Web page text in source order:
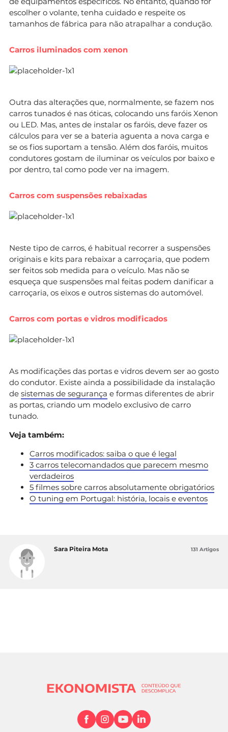
escolher o volante, tenha cuidado e respeite os
tamanhos de fábrica para não atrapalhar a condução.
Carros iluminados com xenon
Outra das alterações que, normalmente, se fazem nos
carros tunados é nas óticas, colocando uns faróis Xenon
ou LED. Mas, antes de instalar os faróis, deve fazer os
cálculos para ver se a bateria aguenta a nova carga e
se os fios suportam a tensão. Além dos faróis, muitos
condutores gostam de iluminar os veículos por baixo e
por dentro, tal como pode ver na imagem.
Carros com suspensões rebaixadas
Neste tipo de carros, é habitual recorrer a suspensões
originais e kits para rebaixar a carroçaria, que podem
ser feitos sob medida para o veículo. Mas não se
esqueça que suspensões mal feitas podem danificar a
carroçaria, os eixos e outros sistemas do automóvel.
Carros com portas e vidros modificados
As modificações das portas e vidros devem ser ao gosto
do condutor. Existe ainda a possibilidade da instalação
de sistemas de segurança e formas diferentes de abrir
as portas, criando um modelo exclusivo de carro
tunado.
Veja também:
Carros modificados: saiba o que é legal
3 carros telecomandados que parecem mesmo
verdadeiros
5 filmes sobre carros absolutamente obrigatórios
O tuning em Portugal: história, locais e eventos
Sara Piteira Mota 131 Artigos